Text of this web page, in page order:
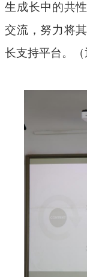
生成长中的共
交流，努力将
长支持平台。（